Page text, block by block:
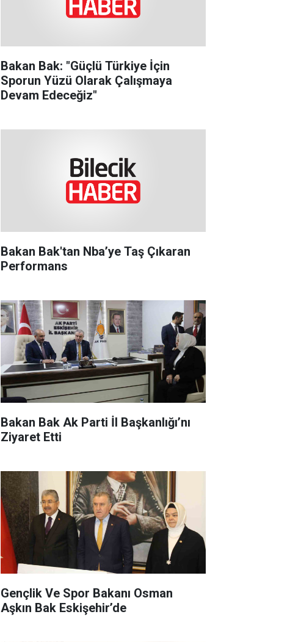
Bakan Bak: "Güçlü Türkiye İçin
Sporun Yüzü Olarak Çalışmaya
Devam Edeceğiz"
Bakan Bak'tan Nba’ye Taş Çıkaran
Performans
Bakan Bak Ak Parti İl Başkanlığı’nı
Ziyaret Etti
Gençlik Ve Spor Bakanı Osman
Aşkın Bak Eskişehir’de